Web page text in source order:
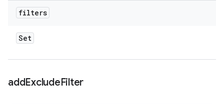
filters
Set
addExcludeFilter